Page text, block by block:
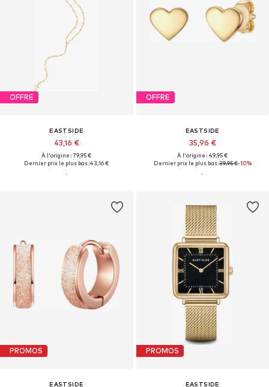
OFFRE
EASTSIDE
43,16 €
À l'origine : 79,95 €
Dernier prix le plus bas :43,16 €
OFFRE
EASTSIDE
35,96 €
À l'origine : 49,95 €
Dernier prix le plus bas :39,95 €-10%
PROMOS
EASTSIDE
PROMOS
EASTSIDE